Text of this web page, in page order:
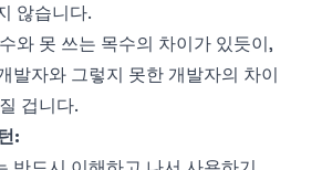
않습니다.
와 못 쓰는 목수의 차이가 있듯이,
발자와 그렇지 못한 개발자의 차이
겁니다.
: